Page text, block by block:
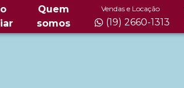
Quem
somos
Vendas e Locação
(19) 2660-1313